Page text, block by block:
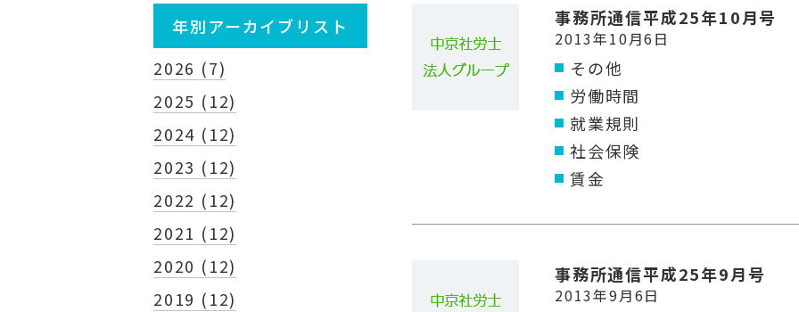
事務所通信平成25年10月号
2013年10月6日
その他
労働時間
就業規則
社会保険
賃金
事務所通信平成25年9月号
2013年9月6日
年別アーカイブリスト
2026 (7)
2025 (12)
2024 (12)
2023 (12)
2022 (12)
2021 (12)
2020 (12)
2019 (12)